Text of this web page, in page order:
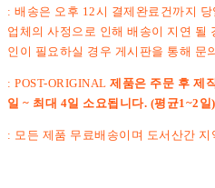
: 배송은 오후 12시 결제완료건까지
업체의 사정으로 인해 배송이 지연 될
인이 필요하실 경우 게시판을 통해 문
: POST-ORIGINAL 제품은 주문 후 제
일 ~ 최대 4일 소요됩니다. (평균1~2일)
: 모든 제품 무료배송이며 도서산간 지